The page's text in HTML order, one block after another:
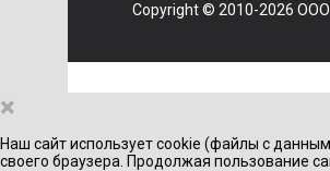
Copyright © 2010-2026
×
Наш сайт использует cookie (файлы с
своего браузера. Продолжая пользование